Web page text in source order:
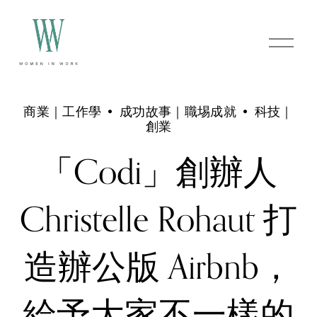
O
p
e
n
「Codi」創辦人
Christelle Rohaut 打
造辦公版 Airbnb，
商業｜工作學 成功故事｜職埸成就
科技｜
創業